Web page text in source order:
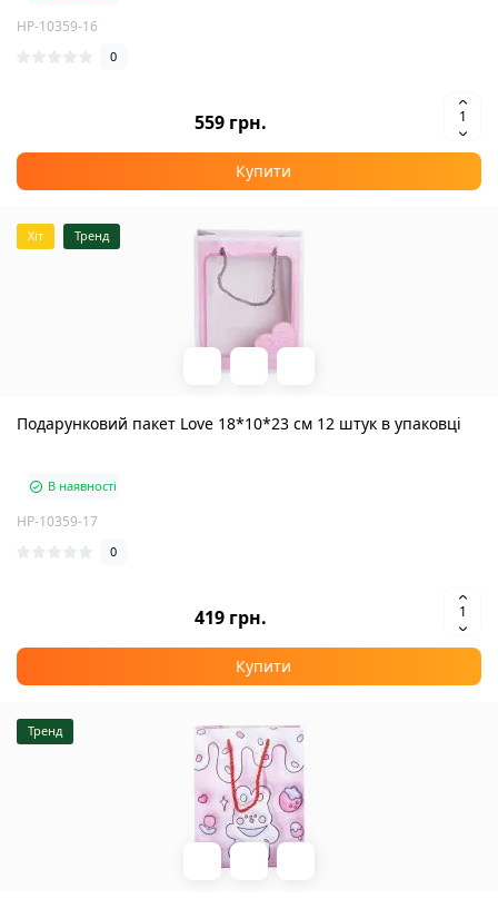
HP-10359-16
0
559 грн.
Купити
Хіт Тренд
Подарунковий пакет Love 18*10*23 см 12 штук в упаковці
В наявності
HP-10359-17
0
419 грн.
Купити
Тренд